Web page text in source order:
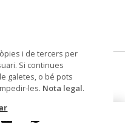
i de tercers per
Si continues
galetes, o bé pots
les. Nota legal.